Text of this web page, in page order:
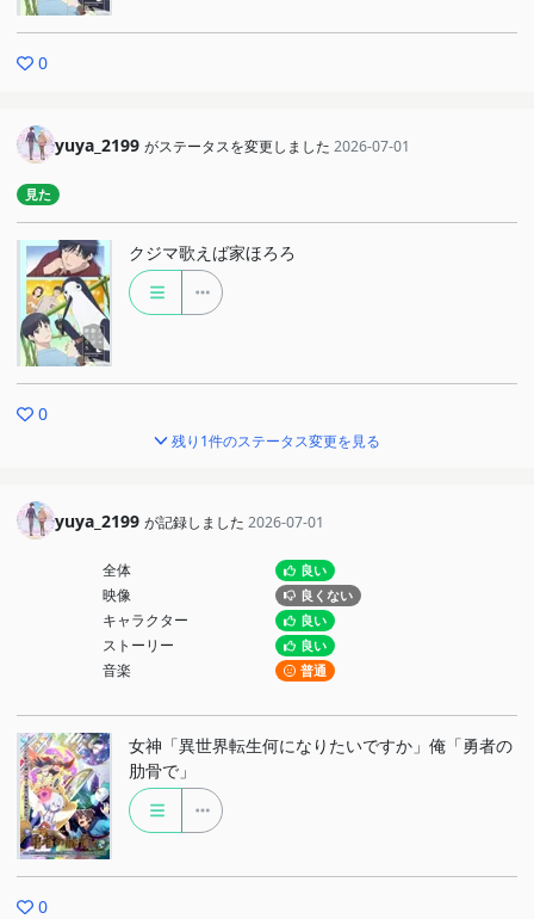
0
yuya_2199 がステータスを変更しました 2026-07-01
見た
クジマ歌えば家ほろろ
0
残り1件のステータス変更を見る
yuya_2199 が記録しました 2026-07-01
全体 良い
映像 良くない
キャラクター 良い
ストーリー 良い
音楽 普通
女神「異世界転生何になりたいですか」俺「勇者の
肋骨で」
0